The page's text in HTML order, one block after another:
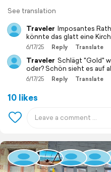
See translation
Traveler Imposantes
könnte das glatt eine
6/17/25 Reply Translate
Traveler Schlägt "Gold"
oder? Schön sieht es auf
6/17/25 Reply Translate
10 likes